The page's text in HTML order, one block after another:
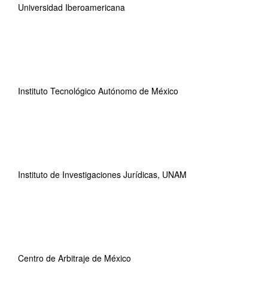
Universidad Iberoamericana
Instituto Tecnológico Autónomo de México
Instituto de Investigaciones Jurídicas, UNAM
Centro de Arbitraje de México